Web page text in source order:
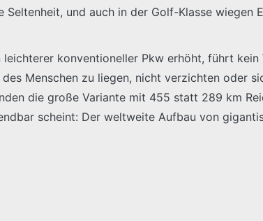
und auch in der Golf-Klasse wiegen
konventioneller Pkw erhöht, führt kein
Menschen zu liegen, nicht verzichten oder
die große Variante mit 455 statt 289 km
scheint: Der weltweite Aufbau von